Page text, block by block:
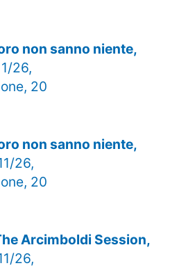
non sanno niente,
26,
20
non sanno niente,
26,
20
Arcimboldi Session,
26,